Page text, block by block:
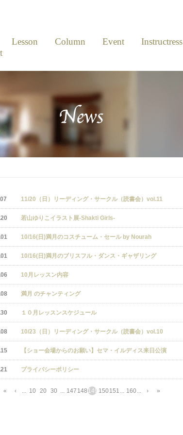
Lesson Column Event Instructress
11/20（日）リーディング・サークル（読書会）vol.11
若山ゆりこイラスト展-Shakti Girls-
10/16(日)満月のコスチューム・セール by Nourah
10/16(日)満月のブリスフル・ダンス・ギャザリング
10月レッスン内容
満月 のチャンティング
１０月レッスンスケジュール
10/23（日）リーディング・サークル（読書会）vol.10
【ショー会場からのお願い】セマ・イルディス来日公演
プライバシーポリシー
« ‹ 10 20 30 147 148149 150151 160 › »